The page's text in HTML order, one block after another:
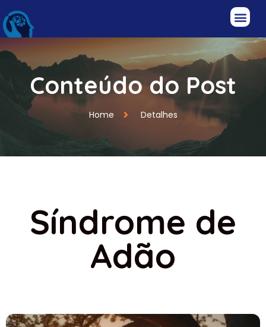
Conteúdo do Post
Home Detalhes
Síndrome de
Adão